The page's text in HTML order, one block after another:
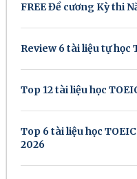
FREE Đề cương Kỳ thi
Review 6 tài liệu tự học
Top 12 tài liệu học
Top 6 tài liệu học
2026